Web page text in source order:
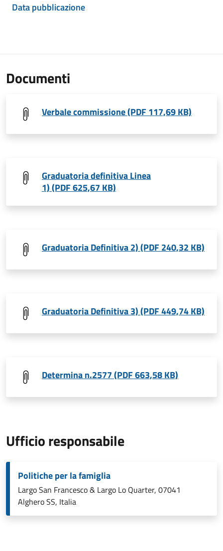
Data pubblicazione
Documenti
Verbale commissione (PDF 117,69 KB)
Graduatoria definitiva Linea
1) (PDF 625,67 KB)
Graduatoria Definitiva 2) (PDF 240,32 KB)
Graduatoria Definitiva 3) (PDF 449,74 KB)
Determina n.2577 (PDF 663,58 KB)
Ufficio responsabile
Politiche per la famiglia
Largo San Francesco & Largo Lo Quarter, 07041
Alghero SS, Italia